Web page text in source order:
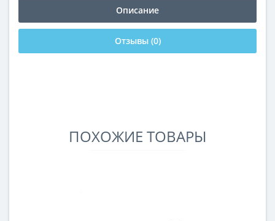
Описание
Отзывы (0)
ПОХОЖИЕ ТОВАРЫ